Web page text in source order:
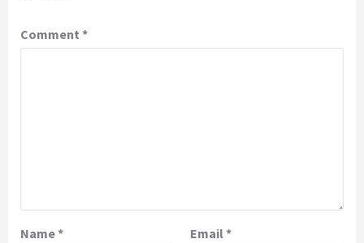
Comment *
Name* Email*